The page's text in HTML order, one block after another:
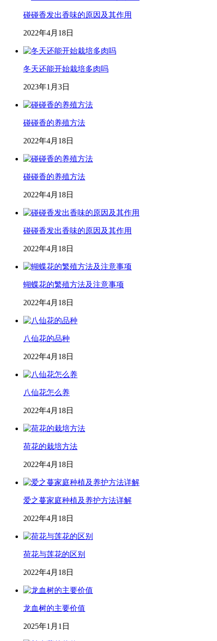
碰碰香发出香味的原因及其作用
2022年4月18日
冬天还能开始栽培多肉吗
2023年1月3日
碰碰香的养殖方法
2022年4月18日
碰碰香的养殖方法
2022年4月18日
碰碰香发出香味的原因及其作用
2022年4月18日
蝴蝶花的繁殖方法及注意事项
2022年4月18日
八仙花的品种
2022年4月18日
八仙花怎么养
2022年4月18日
荷花的栽培方法
2022年4月18日
爱之蔓家庭种植及养护方法详解
2022年4月18日
荷花与莲花的区别
2022年4月18日
龙血树的主要价值
2025年1月1日